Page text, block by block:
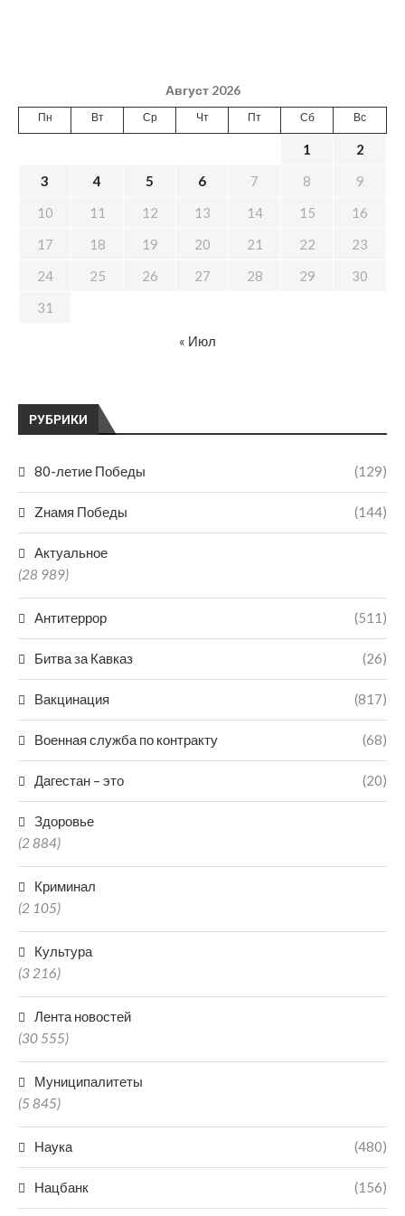
РУБРИКИ
80-летие Победы (129)
Zнамя Победы (144)
Актуальное
(28 989)
Антитеррор (511)
Битва за Кавказ (26)
Вакцинация (817)
Военная служба по контракту (68)
Дагестан – это (20)
Здоровье
(2 884)
Криминал
(2 105)
Культура
(3 216)
Лента новостей
(30 555)
Муниципалитеты
(5 845)
Наука (480)
Нацбанк (156)
Август 2026
Пн Вт Ср Чт Пт Сб Вс
1
2
3
4 5 6 7 8
9
10
11 12 13 14 15
16
17
18 19 20 21 22
23
24
25 26 27 28 29
30
31
« Июл